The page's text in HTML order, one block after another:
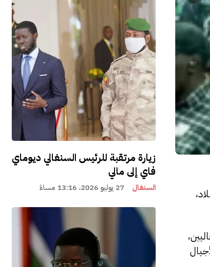
زيارة مرتقبة للرئيس السنغالي ديوماي
فاي إلى مالي
السنغال 27 يوليو 2026، 13:16 مساءً